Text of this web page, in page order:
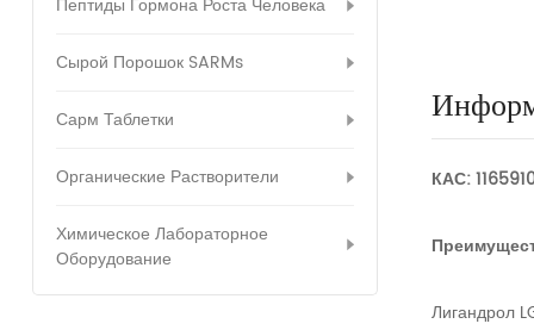
Сырой Порошок SARMs
Сарм Таблетки
Органические Растворители
Химическое Лабораторное
Оборудование
КАС:
Лигандрол